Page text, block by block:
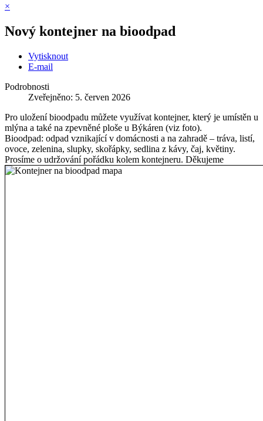
×
Nový kontejner na bioodpad
Vytisknout
E-mail
Podrobnosti
Zveřejněno: 5. červen 2026
Pro uložení bioodpadu můžete využívat kontejner, který je umístěn u
mlýna a také na zpevněné ploše u Býkáren (viz foto).
Bioodpad: odpad vznikající v domácnosti a na zahradě – tráva, listí,
ovoce, zelenina, slupky, skořápky, sedlina z kávy, čaj, květiny.
Prosíme o udržování pořádku kolem kontejneru. Děkujeme